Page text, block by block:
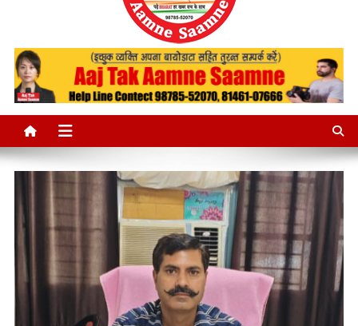
Aaj Tak Aamne Saamne.com